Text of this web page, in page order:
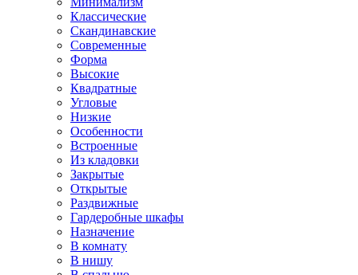
Классические
Скандинавские
Современные
Форма
Высокие
Квадратные
Угловые
Низкие
Особенности
Встроенные
Из кладовки
Закрытые
Открытые
Раздвижные
Гардеробные шкафы
Назначение
В комнату
В нишу